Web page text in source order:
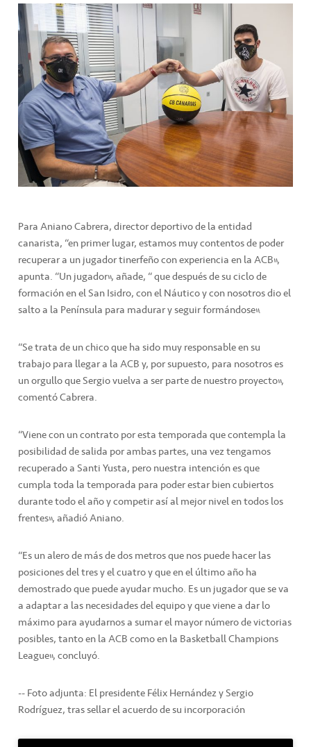
Para Aniano Cabrera, director deportivo de la entidad
canarista, “en primer lugar, estamos muy contentos de poder
recuperar a un jugador tinerfeño con experiencia en la ACB”,
apunta. “Un jugador”, añade, “ que después de su ciclo de
formación en el San Isidro, con el Náutico y con nosotros dio el
salto a la Península para madurar y seguir formándose”.
“Se trata de un chico que ha sido muy responsable en su
trabajo para llegar a la ACB y, por supuesto, para nosotros es
un orgullo que Sergio vuelva a ser parte de nuestro proyecto”,
comentó Cabrera.
“Viene con un contrato por esta temporada que contempla la
posibilidad de salida por ambas partes, una vez tengamos
recuperado a Santi Yusta, pero nuestra intención es que
cumpla toda la temporada para poder estar bien cubiertos
durante todo el año y competir así al mejor nivel en todos los
frentes”, añadió Aniano.
“Es un alero de más de dos metros que nos puede hacer las
posiciones del tres y el cuatro y que en el último año ha
demostrado que puede ayudar mucho. Es un jugador que se va
a adaptar a las necesidades del equipo y que viene a dar lo
máximo para ayudarnos a sumar el mayor número de victorias
posibles, tanto en la ACB como en la Basketball Champions
League”, concluyó.
-- Foto adjunta: El presidente Félix Hernández y Sergio
Rodríguez, tras sellar el acuerdo de su incorporación